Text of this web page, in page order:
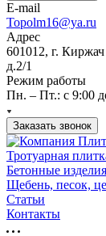
E-mail
Topolm16@ya.ru
Адрес
601012, г.
д.2/1
Режим работы
Пн. – Пт.: с 9:00
Заказать звонок
Тротуарная
Бетонные изделия
Щебень, песок,
Статьи
Контакты